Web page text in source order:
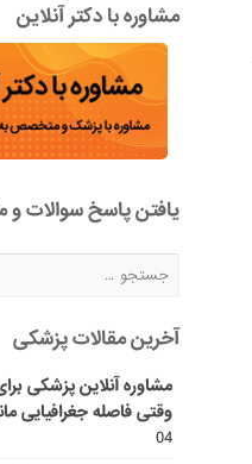
مشاوره با دکتر آنلاین
یافتن پاسخ سوالات و
آخرین مقالات پزشکی
مشاوره آنلاین پزشکی
وقتی فاصله جغرافیایی
04